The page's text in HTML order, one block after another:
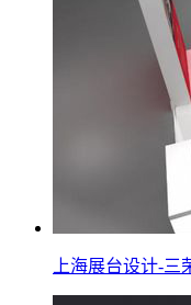
上海展台设计-